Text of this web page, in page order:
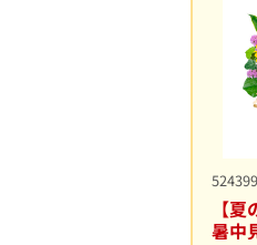
524399
【
暑中